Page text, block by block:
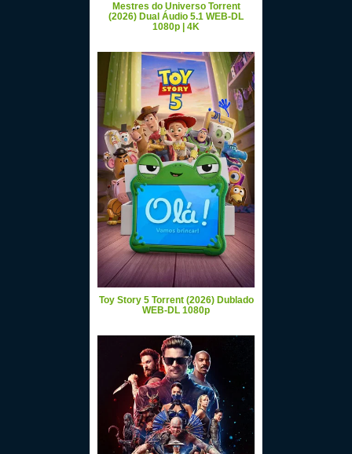
Mestres do Universo Torrent
(2026) Dual Áudio 5.1 WEB-DL
1080p | 4K
Toy Story 5 Torrent (2026) Dublado
WEB-DL 1080p